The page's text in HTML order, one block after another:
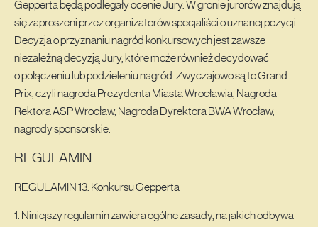
Gepperta będą podlegały ocenie Jury. W gronie jurorów znajdują
się zaproszeni przez organizatorów specjaliści o uznanej pozycji.
Decyzja o przyznaniu nagród konkursowych jest zawsze
niezależną decyzją Jury, które może również decydować
o połączeniu lub podzieleniu nagród. Zwyczajowo są to Grand
Prix, czyli nagroda Prezydenta Miasta Wrocławia, Nagroda
Rektora ASP Wrocław, Nagroda Dyrektora BWA Wrocław,
nagrody sponsorskie.
REGULAMIN
REGULAMIN 13. Konkursu Gepperta
1. Niniejszy regulamin zawiera ogólne zasady, na jakich odbywa